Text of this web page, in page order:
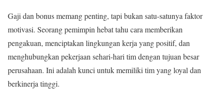
Gaji dan bonus memang penting, tapi bukan satu-satunya faktor
motivasi. Seorang pemimpin hebat tahu cara memberikan
pengakuan, menciptakan lingkungan kerja yang positif, dan
menghubungkan pekerjaan sehari-hari tim dengan tujuan besar
perusahaan. Ini adalah kunci untuk memiliki tim yang loyal dan
berkinerja tinggi.